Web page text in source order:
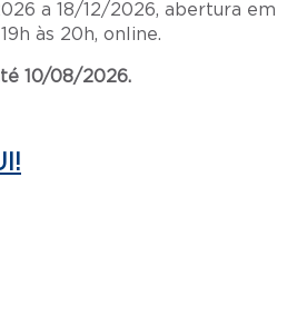
a 18/12/2026, abertura em
às 20h, online.
10/08/2026.